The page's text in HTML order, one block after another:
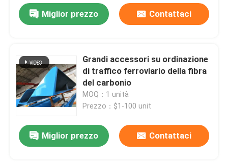
Miglior prezzo Contattaci
Grandi accessori su ordinazione
di traffico ferroviario della fibra
del carbonio
MOQ：1 unità
Prezzo：$1-100 unit
Miglior prezzo Contattaci